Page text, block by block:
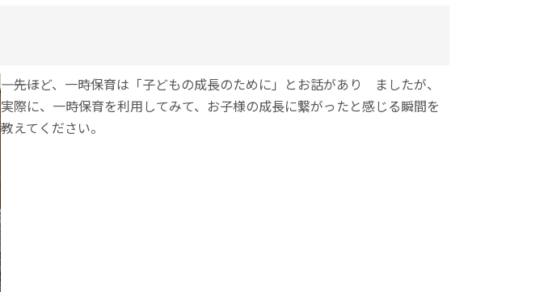
――――先ほど、一時保育は「子どもの成長のために」とお話があり ましたが、
実際に、一時保育を利用してみて、お子様の成長に繋がったと感じる瞬間を
教えてください。